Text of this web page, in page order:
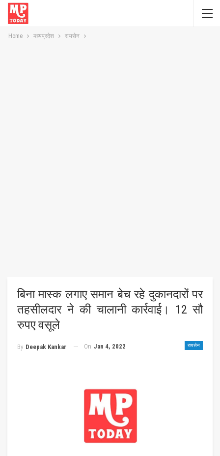
Home मध्यप्रदेश रायसेन
बिना मास्क लगाए समान बेच रहे दुकानदारों पर
तहसीलदार ने की चालानी कार्रवाई। 12 सौ
रुपए वसूले
रायसेन
By Deepak Kankar On Jan 4, 2022